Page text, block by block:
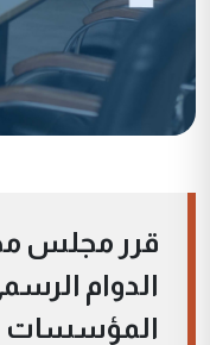
قرر مجلس
الدوام
المؤسسات